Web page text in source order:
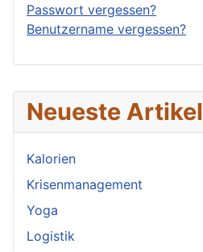
Neueste Artikel
Kalorien
Krisenmanagement
Yoga
Logistik
Passwort vergessen?
Benutzername vergessen?